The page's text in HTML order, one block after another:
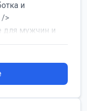
и
/>
для мужчин и